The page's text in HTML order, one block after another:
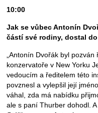
10:00
Jak se vůbec Antonín
částí své rodiny, dostal
„Antonín Dvořák byl
konzervatoře v New Yorku
vedoucím a ředitelem této
povznesl a vylepšil její
váhal, zda má nabídku
ale s paní Thurber dohodl.